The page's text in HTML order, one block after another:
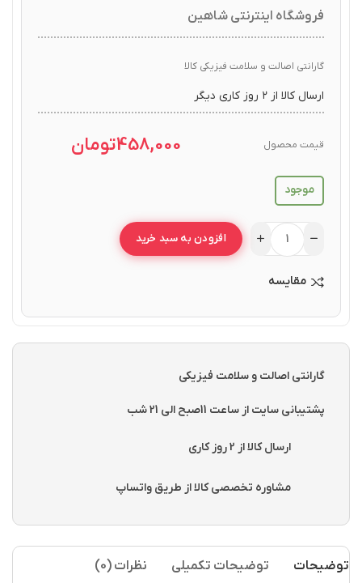
فروشگاه اینترنتی شاهین
گارانتی اصالت و سلامت فیزیکی کالا
ارسال کالا از ۲ روز کاری دیگر
قیمت محصول 458,000تومان
موجود
افزودن به سبد خرید
مقایسه
گارانتی اصالت و سلامت فیزیکی
پشتیبانی سایت از ساعت 11صبح الی 21 شب
ارسال کالا از 2 روز کاری
مشاوره تخصصی کالا از طریق واتساپ
توضیحات توضیحات تکمیلی نظرات (0)